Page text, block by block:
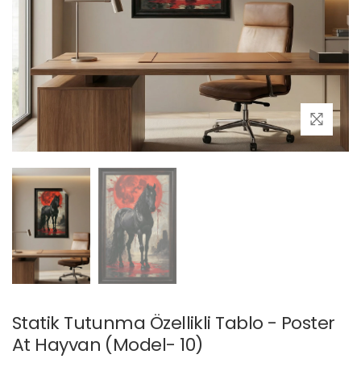
Statik Tutunma Özellikli Tablo - Poster
At Hayvan (Model- 10)